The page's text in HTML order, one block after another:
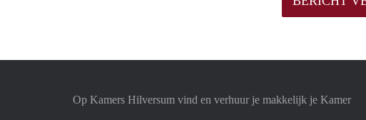
Op Kamers Hilversum vind en verhuur je makkelijk je Kamer